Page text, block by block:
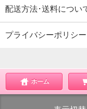
配送方法･送料につい
プライバシーポリシー
ホーム